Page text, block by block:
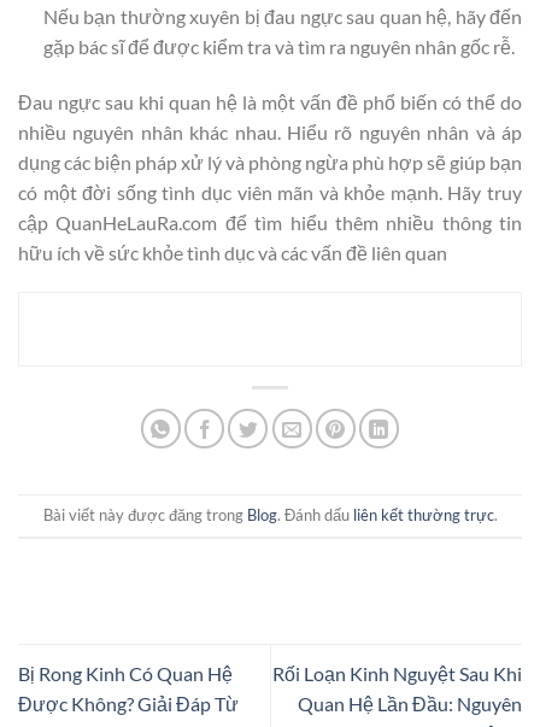
Nếu bạn thường xuyên bị đau ngực sau quan hệ, hãy đến
gặp bác sĩ để được kiểm tra và tìm ra nguyên nhân gốc rễ.
Đau ngực sau khi quan hệ là một vấn đề phổ biến có thể do
nhiều nguyên nhân khác nhau. Hiểu rõ nguyên nhân và áp
dụng các biện pháp xử lý và phòng ngừa phù hợp sẽ giúp bạn
có một đời sống tình dục viên mãn và khỏe mạnh. Hãy truy
cập QuanHeLauRa.com để tìm hiểu thêm nhiều thông tin
hữu ích về sức khỏe tình dục và các vấn đề liên quan
Bài viết này được đăng trong Blog. Đánh dấu liên kết thường trực.
Bị Rong Kinh Có Quan Hệ
Được Không? Giải Đáp Từ
Rối Loạn Kinh Nguyệt Sau Khi
Quan Hệ Lần Đầu: Nguyên